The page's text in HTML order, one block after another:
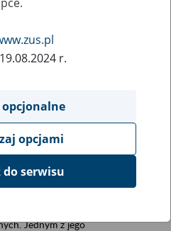
ZUS eZUS
Jednym z jego
r.
opcjonalne
opcjami
do serwisu